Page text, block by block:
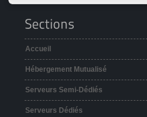
Accueil
Hébergement Mutualisé
Serveurs Semi-Dédiés
Serveurs Dédiés